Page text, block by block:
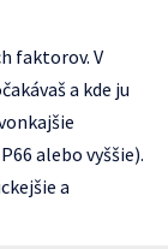
faktorov. V
a kde ju
alebo vyššie).
a